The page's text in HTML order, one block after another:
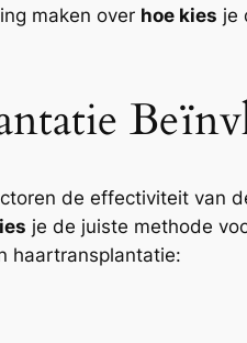
maken over hoe kies je
de effectiviteit van
je de juiste methode
haartransplantatie: